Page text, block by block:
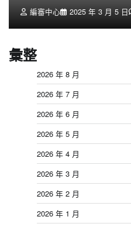
編審中心 2025 年 3 月 5 日
彙整
2026 年 8 月
2026 年 7 月
2026 年 6 月
2026 年 5 月
2026 年 4 月
2026 年 3 月
2026 年 2 月
2026 年 1 月